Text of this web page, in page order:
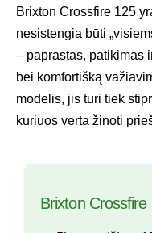
Brixton Crossfire 125
nesistengia būti
– paprastas, patikimas
bei komfortišką
modelis, jis turi tiek
kuriuos verta žinoti
Brixton